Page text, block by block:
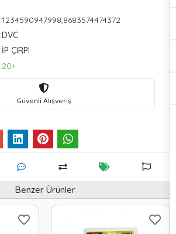
:1234590947998,8683574474372
:DVC
:İP ÇIRPI
:20+
Güvenli Alışveriş
Benzer Ürünler